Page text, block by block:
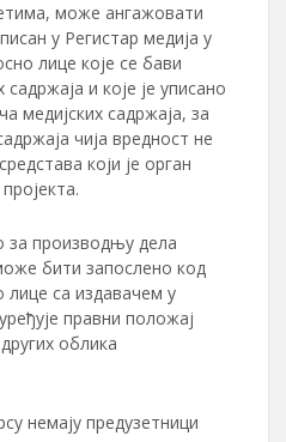
може ангажовати
у Регистар медија у
лице које се бави
и које је уписано
медијских садржаја, за
чија вредност не
који је орган
за производњу дела
бити запослено код
лице са издавачем у
правни положај
облика
немају предузетници